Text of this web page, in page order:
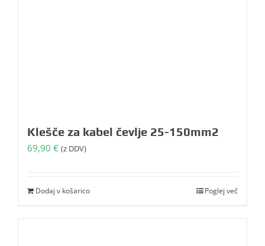
Klešče za kabel čevlje 25-150mm2
69,90 € (z DDV)
Dodaj v košarico Poglej več